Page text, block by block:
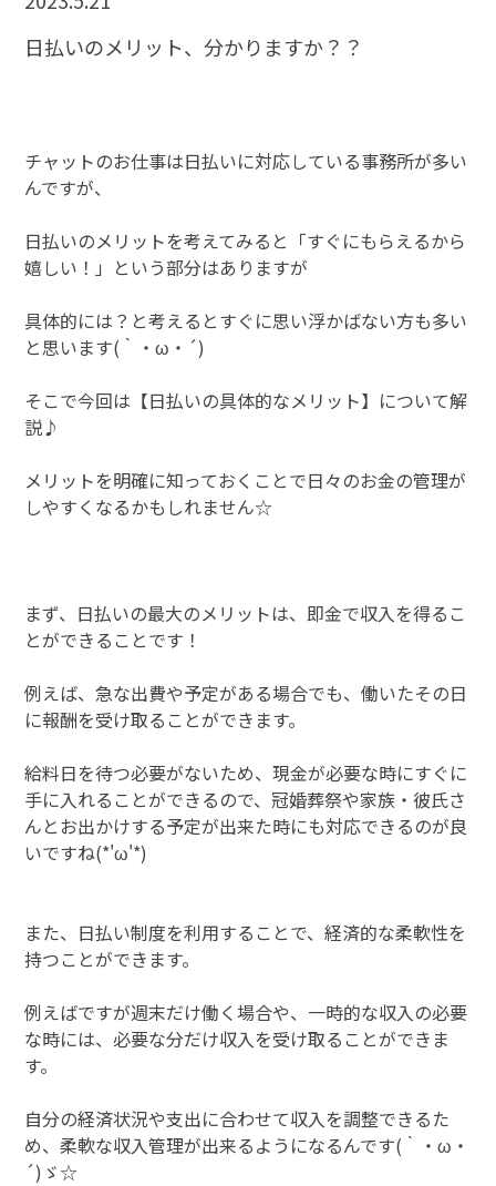
日払いのメリット、分かりますか？？
チャットのお仕事は日払いに対応している事務所が多い
んですが、
日払いのメリットを考えてみると「すぐにもらえるから
嬉しい！」という部分はありますが
具体的には？と考えるとすぐに思い浮かばない方も多い
と思います(｀・ω・´)
そこで今回は【日払いの具体的なメリット】について解
説♪
メリットを明確に知っておくことで日々のお金の管理が
しやすくなるかもしれません☆
まず、日払いの最大のメリットは、即金で収入を得るこ
とができることです！
例えば、急な出費や予定がある場合でも、働いたその日
に報酬を受け取ることができます。
給料日を待つ必要がないため、現金が必要な時にすぐに
手に入れることができるので、冠婚葬祭や家族・彼氏さ
んとお出かけする予定が出来た時にも対応できるのが良
いですね(*'ω'*)
また、日払い制度を利用することで、経済的な柔軟性を
持つことができます。
例えばですが週末だけ働く場合や、一時的な収入の必要
な時には、必要な分だけ収入を受け取ることができま
す。
自分の経済状況や支出に合わせて収入を調整できるた
め、柔軟な収入管理が出来るようになるんです(｀・ω・
´)ゞ☆